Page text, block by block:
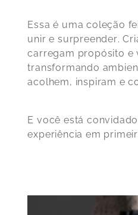
Essa é uma coleção
unir e surpreender.
carregam propósito e
transformando
acolhem, inspiram e
E você está
experiência em